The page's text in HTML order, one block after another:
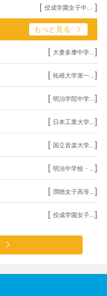
[ 佼成学園女子中... ]
もっと見る
[ 大妻多摩中学... ]
[ 拓殖大学第一... ]
[ 明治学院中学... ]
[ 日本工業大学... ]
[ 国立音楽大学... ]
[ 明法中学校・... ]
[ 潤徳女子高等... ]
[ 佼成学園女子... ]